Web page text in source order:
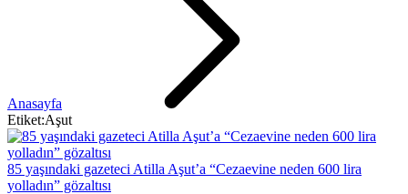
Anasayfa
Etiket:Aşut
85 yaşındaki gazeteci Atilla Aşut’a “Cezaevine neden 600 lira
yolladın” gözaltısı